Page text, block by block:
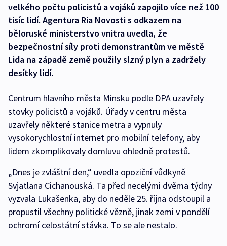
velkého počtu policistů a vojáků zapojilo více než 100
tisíc lidí. Agentura Ria Novosti s odkazem na
běloruské ministerstvo vnitra uvedla, že
bezpečnostní síly proti demonstrantům ve městě
Lida na západě země použily slzný plyn a zadržely
desítky lidí.
Centrum hlavního města Minsku podle DPA uzavřely
stovky policistů a vojáků. Úřady v centru města
uzavřely některé stanice metra a vypnuly
vysokorychlostní internet pro mobilní telefony, aby
lidem zkomplikovaly domluvu ohledně protestů.
„Dnes je zvláštní den,“ uvedla opoziční vůdkyně
Svjatlana Cichanouská. Ta před necelými dvěma týdny
vyzvala Lukašenka, aby do neděle 25. října odstoupil a
propustil všechny politické vězně, jinak zemi v pondělí
ochromí celostátní stávka. To se ale nestalo.